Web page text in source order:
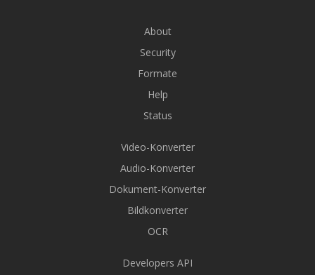
About
Security
Formate
Help
Status
Video-Konverter
Audio-Konverter
Dokument-Konverter
Bildkonverter
OCR
Developers API